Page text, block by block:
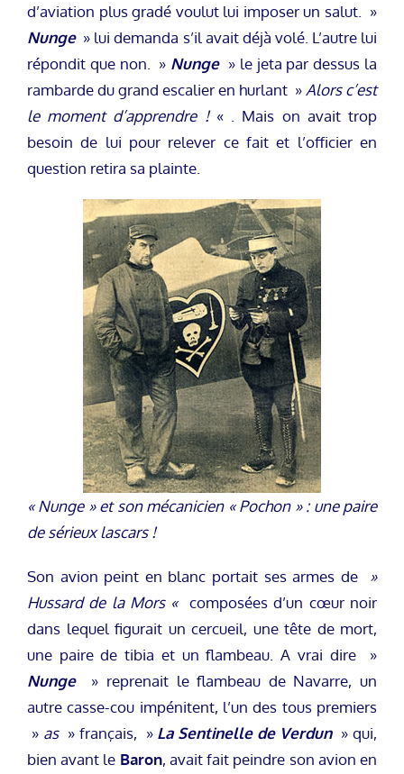
d’aviation plus gradé voulut lui imposer un salut. »
Nunge» lui demanda s’il avait déjà volé. L’autre lui
répondit que non. » Nunge» le jeta par dessus la
rambarde du grand escalier en hurlant » Alors c’est
le moment d’apprendre !« . Mais on avait trop
besoin de lui pour relever ce fait et l’officier en
question retira sa plainte.
« Nunge » et son mécanicien « Pochon » : une paire
de sérieux lascars !
Son avion peint en blanc portait ses armes de
»
Hussard de la Mors « composées d’un cœur noir
dans lequel figurait un cercueil, une tête de mort,
une paire de tibia et un flambeau. A vrai dire »
Nunge» reprenait le flambeau de Navarre, un
autre casse-cou impénitent, l’un des tous premiers
» as» français, » La Sentinelle de Verdun» qui,
bien avant le Baron, avait fait peindre son avion en